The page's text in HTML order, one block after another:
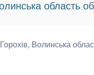
область
Горохів, Волинська